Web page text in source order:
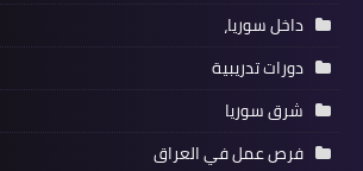
داخل سوريا،
دورات تدريبية
شرق سوريا
فرص عمل في العراق